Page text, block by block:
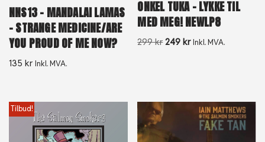
NNS13 – MANDALAI LAMAS
– STRANGE MEDICINE/ARE
YOU PROUD OF ME NOW?
135 kr Inkl. MVA.
ONKEL TUKA – LYKKE TIL
MED MEG! NEWLP8
299kr 249kr Inkl. MVA.
Tilbud!